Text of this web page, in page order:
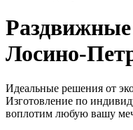
Лосино-
Идеальные решения от
Изготовление по
воплотим любую вашу